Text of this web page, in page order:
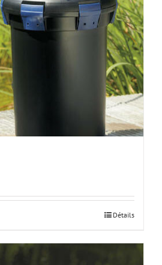
Détails